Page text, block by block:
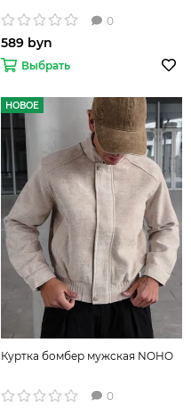
0
589 byn
Выбрать
НОВОЕ
Куртка бомбер мужская NOHO
0